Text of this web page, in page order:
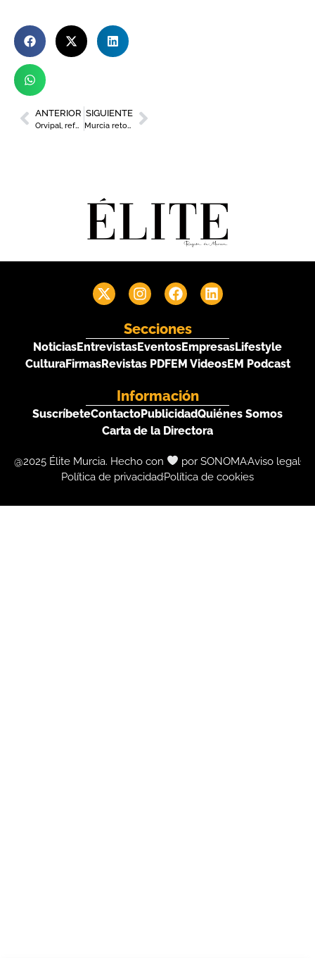
ANTERIOR
Orvipal, referente en un sector delicado
SIGUIENTE
Murcia retoma la celebración de la Fiesta Europea de la Música
Secciones
NoticiasEntrevistasEventosEmpresasLifestyle
CulturaFirmasRevistas PDFEM VideosEM Podcast
Información
SuscríbeteContactoPublicidadQuiénes Somos
Carta de la Directora
@2025 Élite Murcia. Hecho con por SONOMAAviso legal
Política de privacidadPolítica de cookies